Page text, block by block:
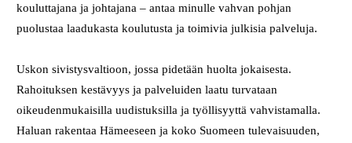
kouluttajana ja johtajana – antaa minulle vahvan pohjan
puolustaa laadukasta koulutusta ja toimivia julkisia palveluja.
Uskon sivistysvaltioon, jossa pidetään huolta jokaisesta.
Rahoituksen kestävyys ja palveluiden laatu turvataan
oikeudenmukaisilla uudistuksilla ja työllisyyttä vahvistamalla.
Haluan rakentaa Hämeeseen ja koko Suomeen tulevaisuuden,